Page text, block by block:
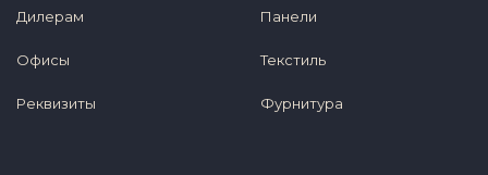
Дилерам
Офисы
Реквизиты
Панели
Текстиль
Фурнитура